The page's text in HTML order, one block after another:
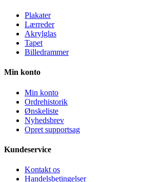
Plakater
Lærreder
Akrylglas
Tapet
Billedrammer
Min konto
Min konto
Ordrehistorik
Ønskeliste
Nyhedsbrev
Opret supportsag
Kundeservice
Kontakt os
Handelsbetingelser